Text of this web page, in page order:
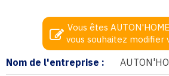
Nom de l'entreprise :
Vous êtes
vous souhaitez modifier